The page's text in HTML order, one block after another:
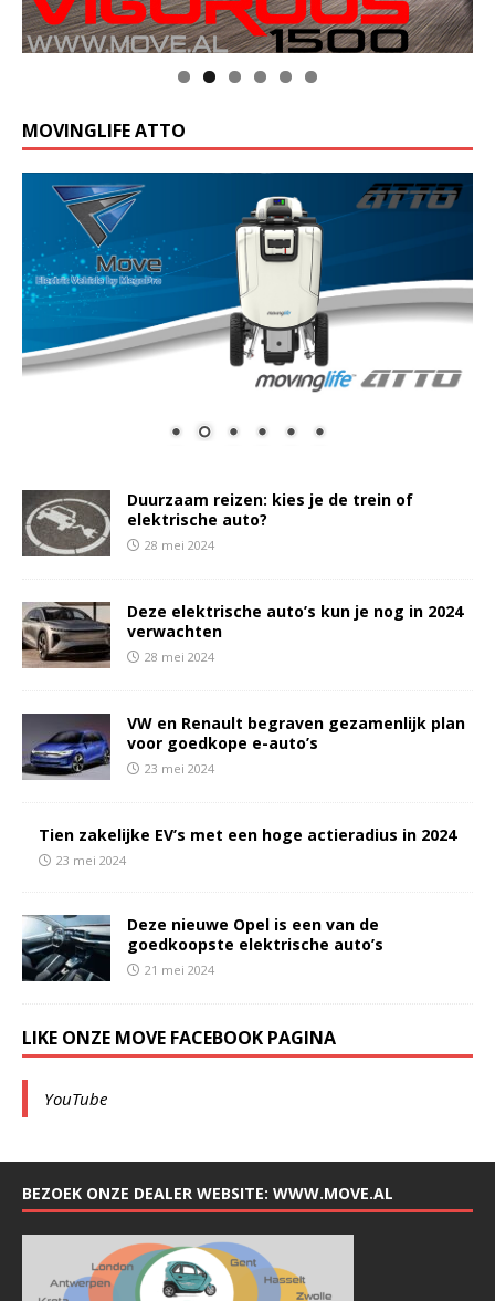
MOVINGLIFE ATTO
Duurzaam reizen: kies je de trein of
elektrische auto?
28 mei 2024
Deze elektrische auto’s kun je nog in 2024
verwachten
28 mei 2024
VW en Renault begraven gezamenlijk plan
voor goedkope e-auto’s
23 mei 2024
Tien zakelijke EV’s met een hoge actieradius in 2024
23 mei 2024
Deze nieuwe Opel is een van de
goedkoopste elektrische auto’s
21 mei 2024
LIKE ONZE MOVE FACEBOOK PAGINA
YouTube
BEZOEK ONZE DEALER WEBSITE: WWW.MOVE.AL